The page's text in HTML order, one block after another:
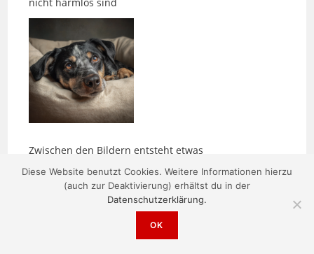
Zwischen den Bildern entsteht etwas
Diese Website benutzt Cookies. Weitere Informationen hierzu
(auch zur Deaktivierung) erhältst du in der
Datenschutzerklärung.
OK